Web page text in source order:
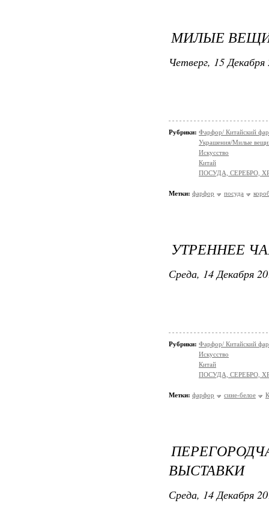
МИЛЫЕ
Четверг, 15
Рубрики: Фарфор/ Китайский
Украшения/Милые
Искусство
Китай
ПОСУДА, СЕРЕБРО,
Метки: фарфор посуда
УТРЕННЕЕ
Среда, 14 Декабря
Рубрики: Фарфор/ Китайский
Искусство
Китай
ПОСУДА, СЕРЕБРО,
Метки: фарфор сине-белое
ВЫСТАВКИ
Среда, 14 Декабря